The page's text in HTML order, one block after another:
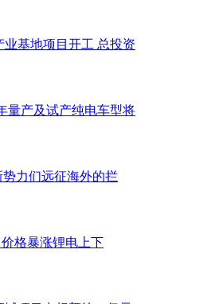
基地项目开工 总投资
量产及试产纯电车型将
势力们远征海外的拦
格暴涨锂电上下